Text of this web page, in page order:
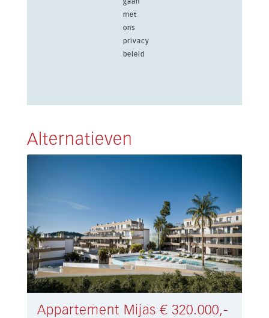
met
ons
privacy
beleid
Alternatieven
Appartement Mijas € 320.000,-